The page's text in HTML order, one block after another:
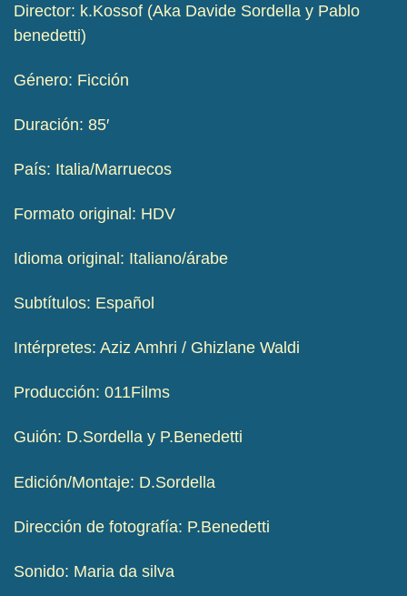
Director: k.Kossof (Aka Davide Sordella y Pablo
benedetti)
Género: Ficción
Duración: 85′
País: Italia/Marruecos
Formato original: HDV
Idioma original: Italiano/árabe
Subtítulos: Español
Intérpretes: Aziz Amhri / Ghizlane Waldi
Producción: 011Films
Guión: D.Sordella y P.Benedetti
Edición/Montaje: D.Sordella
Dirección de fotografía: P.Benedetti
Sonido: Maria da silva